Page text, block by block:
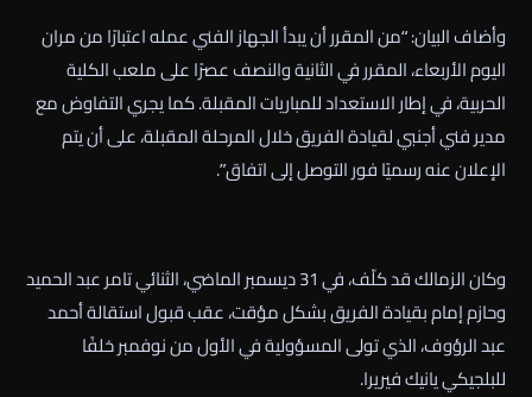
وأضاف البيان: “من المقرر أن يبدأ الجهاز الفني عمله اعتبارًا من مران
اليوم الأربعاء، المقرر في الثانية والنصف عصرًا على ملعب الكلية
الحربية، في إطار الاستعداد للمباريات المقبلة. كما يجري التفاوض مع
مدير فني أجنبي لقيادة الفريق خلال المرحلة المقبلة، على أن يتم
الإعلان عنه رسميًا فور التوصل إلى اتفاق”.
وكان الزمالك قد كلّف، في 31 ديسمبر الماضي، الثنائي تامر عبد الحميد
وحازم إمام بقيادة الفريق بشكل مؤقت، عقب قبول استقالة أحمد
عبد الرؤوف، الذي تولى المسؤولية في الأول من نوفمبر خلفًا
للبلجيكي يانيك فيريرا.